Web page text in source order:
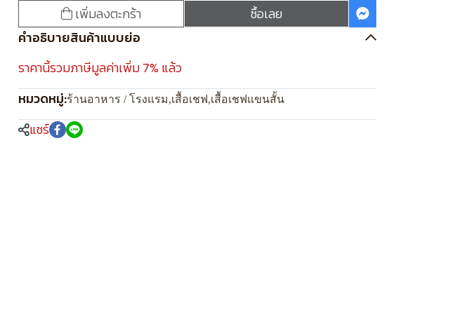
เพิ่มลงตะกร้า
ซื้อเลย
คำอธิบายสินค้าแบบย่อ
ราคานี้รวมภาษีมูลค่าเพิ่ม 7% แล้ว
หมวดหมู่:ร้านอาหาร / โรงแรม,เสื้อเชฟ,เสื้อเชฟแขนสั้น
แชร์